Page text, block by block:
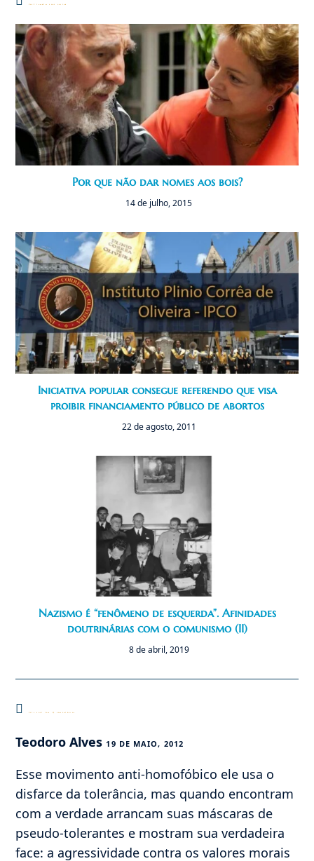
Você também pode gostar
Por que não dar nomes aos bois?
14 de julho, 2015
Iniciativa popular consegue referendo que visa
proibir financiamento público de abortos
22 de agosto, 2011
Nazismo é “fenômeno de esquerda”. Afinidades
doutrinárias com o comunismo (II)
8 de abril, 2019
Este post tem 19 comentários
Teodoro Alves19 DE MAIO, 2012
Esse movimento anti-homofóbico ele usa o
disfarce da tolerância, mas quando encontram
com a verdade arrancam suas máscaras de
pseudo-tolerantes e mostram sua verdadeira
face: a agressividade contra os valores morais